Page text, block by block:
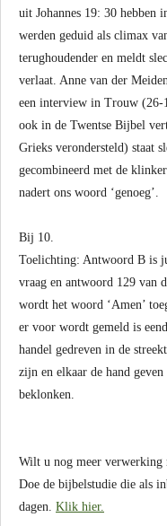
uit Johannes 19: 30 hebben
werden geduid als climax
terughoudender en meldt
verlaat. Anne van der
een interview in Trouw (26-
ook in de Twentse Bijbel
Grieks verondersteld) staat
gecombineerd met de
nadert ons woord ‘genoeg’.
Bij 10.
Toelichting: Antwoord B is
vraag en antwoord 129 van
wordt het woord ‘Amen’
er voor wordt gemeld is
handel gedreven in de
zijn en elkaar de hand
beklonken.
Wilt u nog meer verwerking
Doe de bijbelstudie die als
dagen. Klik hier.